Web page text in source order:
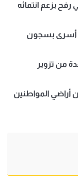
بزعم انتمائه
بحق أسرى بسجون
من تزوير
أشجار من أراضي المواطنين